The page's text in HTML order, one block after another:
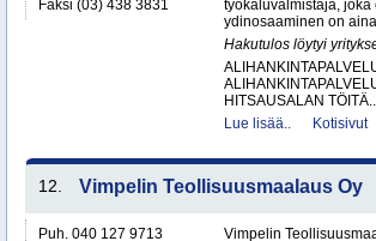
Faksi (03) 438 3831
työkaluvalmistaja,
ydinosaaminen on
Hakutulos löytyi
HITSAUSALAN TÖITÄ..
Lue lisää..
Kotisivut
12. Vimpelin Teollisuusmaalaus Oy
Puh. 040 127 9713
Vimpelin